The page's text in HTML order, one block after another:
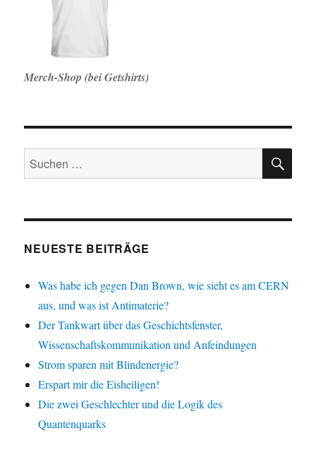
Merch-Shop (bei Getshirts)
Suche
nach:
NEUESTE BEITRÄGE
Was habe ich gegen Dan Brown, wie sieht es am CERN
aus, und was ist Antimaterie?
Der Tankwart über das Geschichtsfenster,
Wissenschaftskommunikation und Anfeindungen
Strom sparen mit Blindenergie?
Erspart mir die Eisheiligen!
Die zwei Geschlechter und die Logik des
Quantenquarks